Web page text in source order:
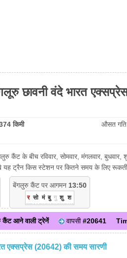
छावनी वंदे भारत
किमी औसत गति
के बीच रविवार, सोमवार, मंगलवार, बुधवार,
यह ट्रैन किस स्टेशन पर कितने समय के लिए
बेंगलुरु कैंट पर आगमन 13:50
र सो मं बु गु शु श
कैंट आने वाली ट्रेनें वापसी#20641
एक्सप्रेस (20642) की समय सारणी